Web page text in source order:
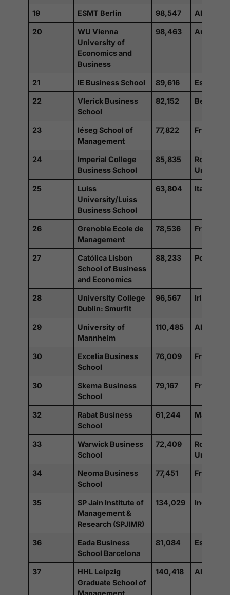
19 ESMT Berlin 98,547
20
WU Vienna
University of
Economics and
Business
98,463 Autriche
21 IE Business School 89,616 Espagne
22
Vlerick Business
School
82,152 Belgique
23
Iéseg School of
Management
77,822 France
24
Imperial College
Business School
85,835
Uni
25
Luiss
University/Luiss
Business School
63,804 Italie
26
Grenoble Ecole de
Management
78,536 France
27
Católica Lisbon
School of Business
and Economics
88,233 Portugal
28
University College
Dublin: Smurfit
96,567 Irlande
29
University of
Mannheim
110,485
30
Excelia Business
School
76,009 France
30
Skema Business
School
79,167 France
32
Rabat Business
School
61,244 Maroc
33
Warwick Business
School
72,409
Uni
34
Neoma Business
School
77,451 France
35
SP Jain Institute of
Management &
Research (SPJIMR)
134,029 Inde
36
Eada Business
School Barcelona
81,084 Espagne
37
HHL Leipzig
Graduate School of
140,418